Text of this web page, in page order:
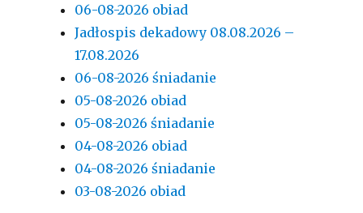
06-08-2026 obiad
Jadłospis dekadowy 08.08.2026 –
17.08.2026
06-08-2026 śniadanie
05-08-2026 obiad
05-08-2026 śniadanie
04-08-2026 obiad
04-08-2026 śniadanie
03-08-2026 obiad